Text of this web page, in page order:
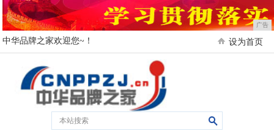
广告
中华品牌之家欢迎您~！ 设为首页